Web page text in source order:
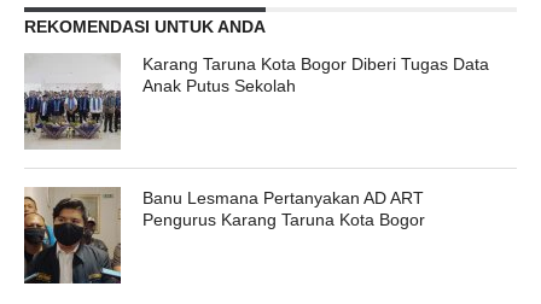
REKOMENDASI UNTUK ANDA
Karang Taruna Kota Bogor Diberi Tugas Data
Anak Putus Sekolah
Banu Lesmana Pertanyakan AD ART
Pengurus Karang Taruna Kota Bogor